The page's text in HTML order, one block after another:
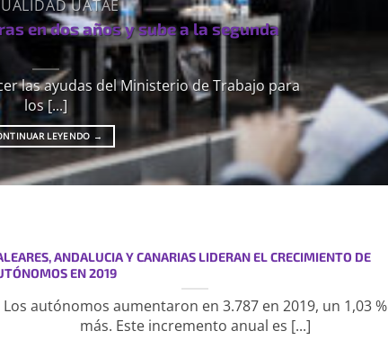
UATAE
en dos años y sube a la segunda
las ayudas del Ministerio de Trabajo para
los [...]
LEYENDO →
ANDALUCIA Y CANARIAS LIDERAN EL CRECIMIENTO DE
EN 2019
Los autónomos aumentaron en 3.787 en 2019, un 1,03 %
más. Este incremento anual es [...]